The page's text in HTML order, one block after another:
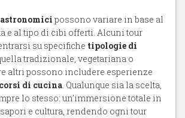
possono variare in base al
e al tipo di cibi offerti. Alcuni tour
su specifiche tipologie di
tradizionale, vegetariana o
altri possono includere esperienze
corsi di cucina. Qualunque sia la scelta,
lo stesso: un'immersione totale in
e cultura, rendendo ogni tour